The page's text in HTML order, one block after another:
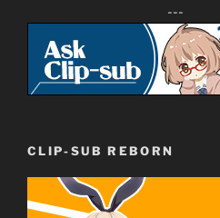
---
CLIP-SUB REBORN